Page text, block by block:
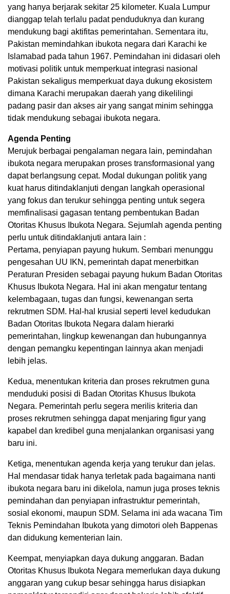
yang hanya berjarak sekitar 25 kilometer. Kuala Lumpur
dianggap telah terlalu padat penduduknya dan kurang
mendukung bagi aktifitas pemerintahan. Sementara itu,
Pakistan memindahkan ibukota negara dari Karachi ke
Islamabad pada tahun 1967. Pemindahan ini didasari oleh
motivasi politik untuk memperkuat integrasi nasional
Pakistan sekaligus memperkuat daya dukung ekosistem
dimana Karachi merupakan daerah yang dikelilingi
padang pasir dan akses air yang sangat minim sehingga
tidak mendukung sebagai ibukota negara.
Agenda Penting
Merujuk berbagai pengalaman negara lain, pemindahan
ibukota negara merupakan proses transformasional yang
dapat berlangsung cepat. Modal dukungan politik yang
kuat harus ditindaklanjuti dengan langkah operasional
yang fokus dan terukur sehingga penting untuk segera
memfinalisasi gagasan tentang pembentukan Badan
Otoritas Khusus Ibukota Negara. Sejumlah agenda penting
perlu untuk ditindaklanjuti antara lain :
Pertama, penyiapan payung hukum. Sembari menunggu
pengesahan UU IKN, pemerintah dapat menerbitkan
Peraturan Presiden sebagai payung hukum Badan Otoritas
Khusus Ibukota Negara. Hal ini akan mengatur tentang
kelembagaan, tugas dan fungsi, kewenangan serta
rekrutmen SDM. Hal-hal krusial seperti level kedudukan
Badan Otoritas Ibukota Negara dalam hierarki
pemerintahan, lingkup kewenangan dan hubungannya
dengan pemangku kepentingan lainnya akan menjadi
lebih jelas.
Kedua, menentukan kriteria dan proses rekrutmen guna
menduduki posisi di Badan Otoritas Khusus Ibukota
Negara. Pemerintah perlu segera merilis kriteria dan
proses rekrutmen sehingga dapat menjaring figur yang
kapabel dan kredibel guna menjalankan organisasi yang
baru ini.
Ketiga, menentukan agenda kerja yang terukur dan jelas.
Hal mendasar tidak hanya terletak pada bagaimana nanti
ibukota negara baru ini dikelola, namun juga proses teknis
pemindahan dan penyiapan infrastruktur pemerintah,
sosial ekonomi, maupun SDM. Selama ini ada wacana Tim
Teknis Pemindahan Ibukota yang dimotori oleh Bappenas
dan didukung kementerian lain.
Keempat, menyiapkan daya dukung anggaran. Badan
Otoritas Khusus Ibukota Negara memerlukan daya dukung
anggaran yang cukup besar sehingga harus disiapkan